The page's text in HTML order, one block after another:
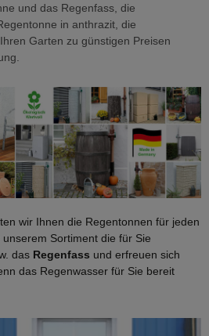
und das Regenfass, die
in anthrazit, die
Garten zu günstigen Preisen
wir Ihnen die Regentonnen für jeden
Sortiment die für Sie
das Regenfass und erfreuen sich
das Regenwasser für Sie bereit